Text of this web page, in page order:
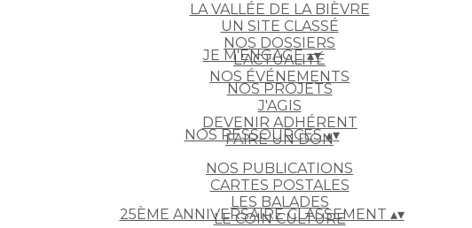
LA VALLÉE DE LA BIÈVRE
UN SITE CLASSÉ
NOS DOSSIERS
L'ACTUALITÉ
NOS ÉVÉNEMENTS
JE M'ENGAGE▴▾
NOS PROJETS
J'AGIS
DEVENIR ADHÉRENT
FAIRE UN DON
NOS RESSOURCES▴▾
NOS PUBLICATIONS
CARTES POSTALES
LES BALADES
LE COIN CULTURE
25ÈME ANNIVERSAIRE CLASSEMENT ▴▾